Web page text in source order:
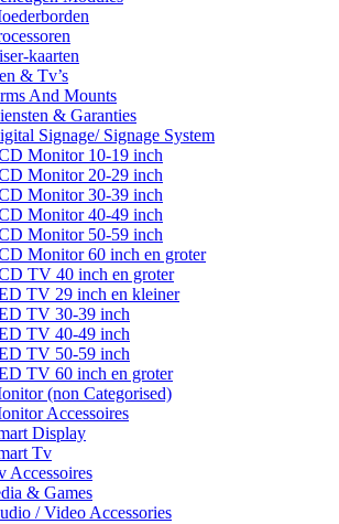
kaarten
& Tv’s
And Mounts
& Garanties
Signage/ Signage System
Monitor 10-19 inch
Monitor 20-29 inch
Monitor 30-39 inch
Monitor 40-49 inch
Monitor 50-59 inch
Monitor 60 inch en groter
TV 40 inch en groter
TV 29 inch en kleiner
TV 30-39 inch
TV 40-49 inch
TV 50-59 inch
TV 60 inch en groter
(non Categorised)
Accessoires
Display
Tv
Accessoires
& Games
/ Video Accessories